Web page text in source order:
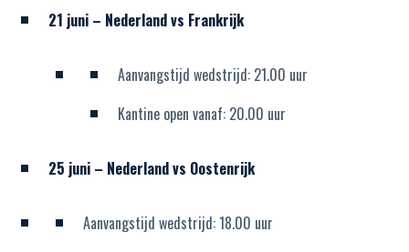
21 juni – Nederland vs Frankrijk
Aanvangstijd wedstrijd: 21.00 uur
Kantine open vanaf: 20.00 uur
25 juni – Nederland vs Oostenrijk
Aanvangstijd wedstrijd: 18.00 uur